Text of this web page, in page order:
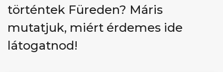
történtek Füreden? Máris
mutatjuk, miért érdemes ide
látogatnod!